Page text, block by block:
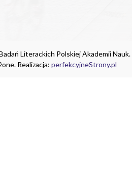
Literackich Polskiej Akademii Nauk.
Realizacja: perfekcyjneStrony.pl